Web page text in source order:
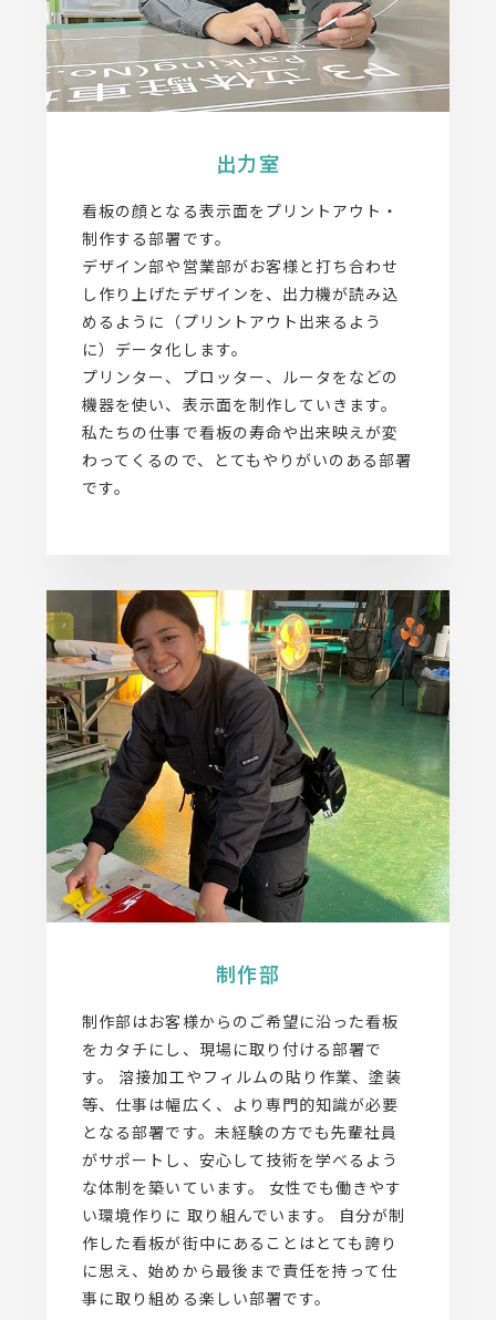
出力室
看板の顔となる表示面をプリントアウト・
制作する部署です。
デザイン部や営業部がお客様と打ち合わせ
し作り上げたデザインを、出力機が読み込
めるように（プリントアウト出来るよう
に）データ化します。
プリンター、プロッター、ルータをなどの
機器を使い、表示面を制作していきます。
私たちの仕事で看板の寿命や出来映えが変
わってくるので、とてもやりがいのある部署
です。
制作部
制作部はお客様からのご希望に沿った看板
をカタチにし、現場に取り付ける部署で
す。 溶接加工やフィルムの貼り作業、塗装
等、仕事は幅広く、より専門的知識が必要
となる部署です。未経験の方でも先輩社員
がサポートし、安心して技術を学べるよう
な体制を築いています。 女性でも働きやす
い環境作りに 取り組んでいます。 自分が制
作した看板が街中にあることはとても誇り
に思え、始めから最後まで責任を持って仕
事に取り組める楽しい部署です。